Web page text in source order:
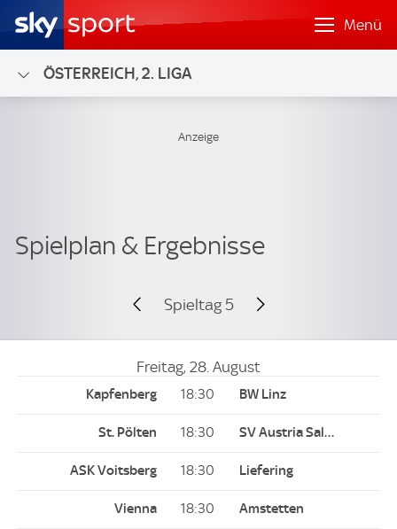
Menü
ÖSTERREICH, 2. LIGA
Spieltag 5
Freitag, 28. August
18:30
18:30
18:30
18:30